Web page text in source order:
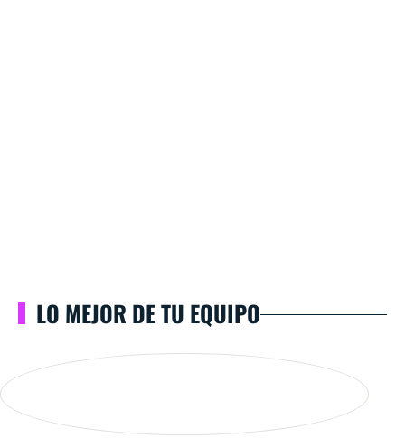
LO MEJOR DE TU EQUIPO